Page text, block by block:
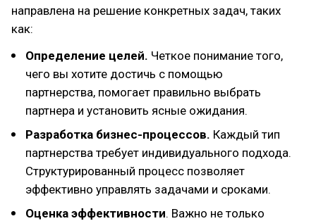
направлена на решение конкретных задач, таких
как:
Определение целей. Четкое понимание того,
чего вы хотите достичь с помощью
партнерства, помогает правильно выбрать
партнера и установить ясные ожидания.
Разработка бизнес-процессов. Каждый тип
партнерства требует индивидуального подхода.
Структурированный процесс позволяет
эффективно управлять задачами и сроками.
Оценка эффективности. Важно не только